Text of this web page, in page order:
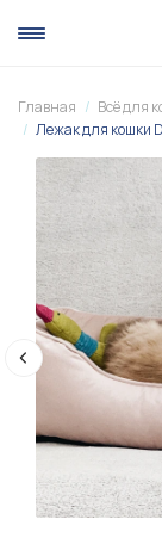
Главная Всё для
Лежак для кошки